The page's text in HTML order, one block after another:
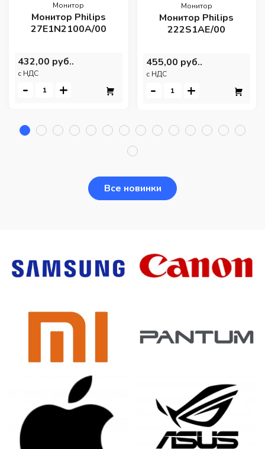
Монитор
Монитор Philips
27E1N2100A/00
432,00 руб..
c НДС
- +
Монитор
Монитор Philips
222S1AE/00
455,00 руб..
c НДС
- +
Все новинки